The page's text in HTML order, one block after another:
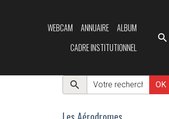
WEBCAM ANNUAIRE
ALBUM
CADRE INSTITUTIONNEL
OK